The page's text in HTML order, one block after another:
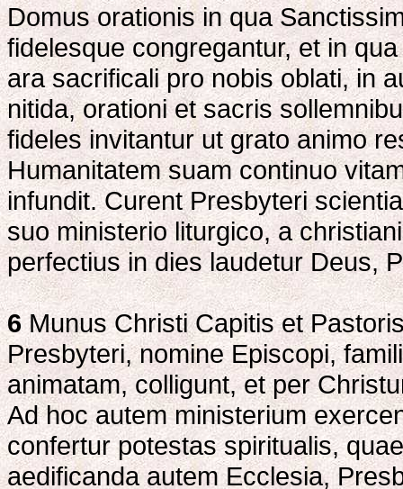
Domus orationis in qua
fidelesque congregantur, et in
ara sacrificali pro nobis oblati, in
nitida, orationi et sacris
fideles invitantur ut grato animo
Humanitatem suam continuo
infundit. Curent Presbyteri
suo ministerio liturgico, a
perfectius in dies laudetur Deus,
6Munus Christi Capitis et
Presbyteri, nomine Episcopi,
animatam, colligunt, et per
Ad hoc autem ministerium
confertur potestas spiritualis,
aedificanda autem Ecclesia,